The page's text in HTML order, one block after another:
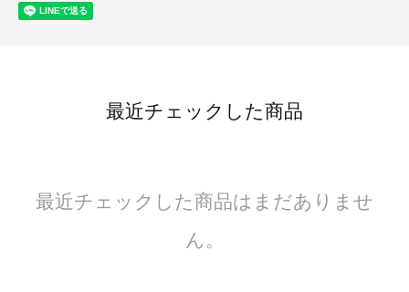
最近チェックした商品
最近チェックした商品はまだありませ
ん。